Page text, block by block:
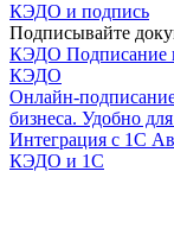
КЭДО и подпись
Подписывайте
КЭДО Подписание
КЭДО
Онлайн-
бизнеса. Удобно
Интеграция с 1С
КЭДО и 1С